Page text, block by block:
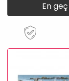
En geç